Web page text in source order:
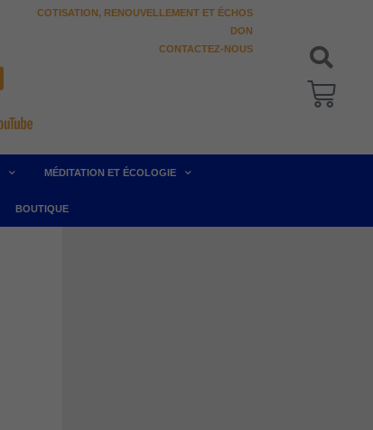
COTISATION, RENOUVELLEMENT ET ÉCHOS
DON
CONTACTEZ-NOUS
MÉDITATION ET ÉCOLOGIE
BOUTIQUE